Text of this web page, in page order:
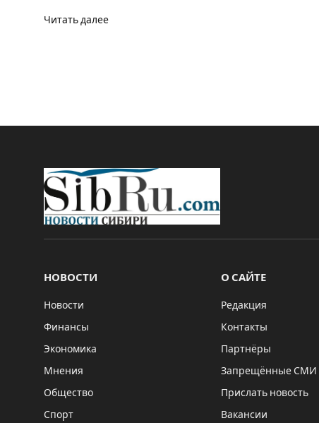
Читать далее
НОВОСТИ
Новости
Финансы
Экономика
Мнения
Общество
Спорт
О САЙТЕ
Редакция
Контакты
Партнёры
Запрещённые СМИ
Прислать новость
Вакансии